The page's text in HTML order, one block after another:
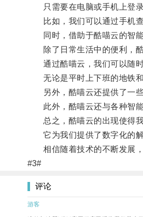
只需要在电脑或手机上登录
比如，我们可以通过手机查
同时，借助于酷喵云的智能
除了日常生活中的便利，酷
通过酷喵云，我们可以随时
无论是平时上下班的地铁和
另外，酷喵云还提供了一些
此外，酷喵云还与各种智能
总之，酷喵云的出现使得我
它为我们提供了数字化的解
相信随着技术的不断发展，
#3#
评论
游客